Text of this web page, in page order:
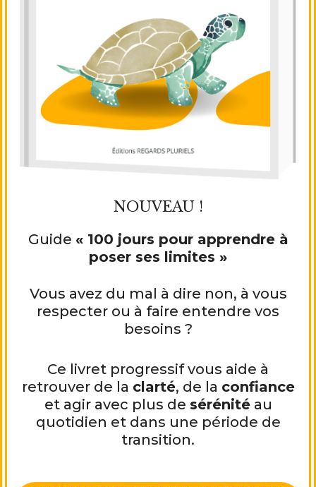
NOUVEAU !
Guide « 100 jours pour apprendre à
poser ses limites »
Vous avez du mal à dire non, à vous
respecter ou à faire entendre vos
besoins ?
Ce livret progressif vous aide à
retrouver de la clarté, de la confiance
et agir avec plus de sérénitéau
quotidien et dans une période de
transition.